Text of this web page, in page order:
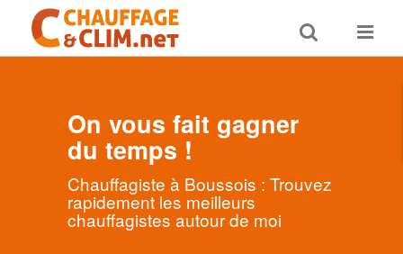
Toggle
search
Toggle
On vous fait gagner
du temps !
Chauffagiste à Boussois : Trouvez
rapidement les meilleurs
chauffagistes autour de moi